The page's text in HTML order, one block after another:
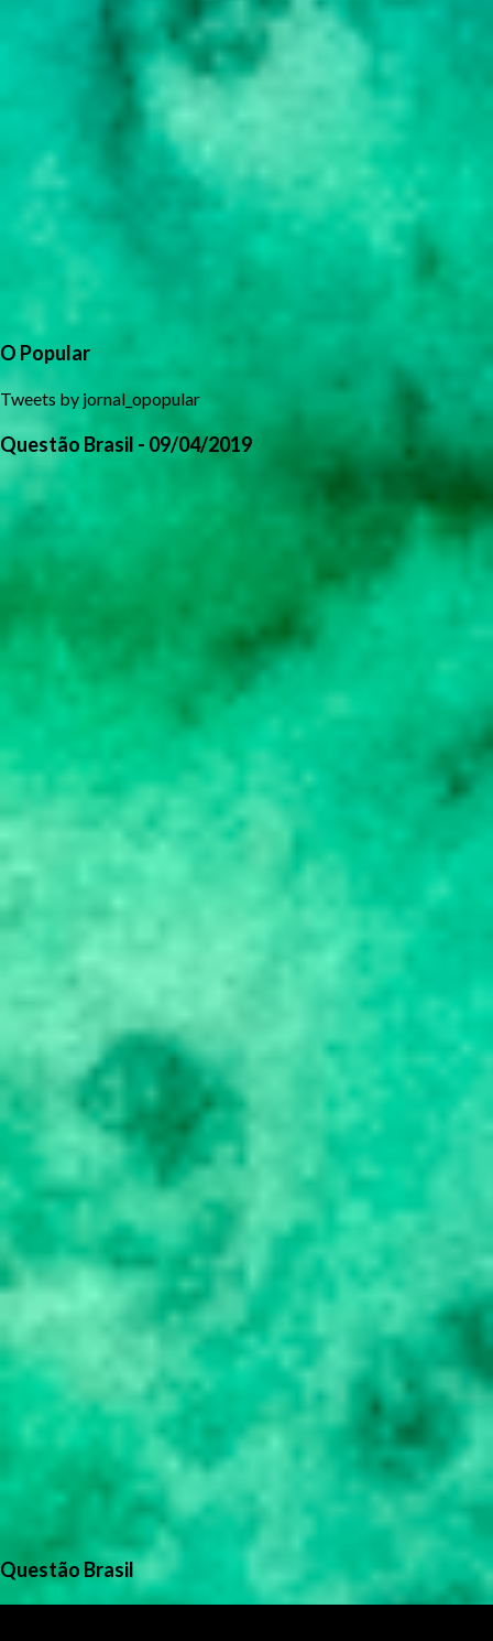
O Popular
Tweets by jornal_opopular
Questão Brasil - 09/04/2019
Questão Brasil